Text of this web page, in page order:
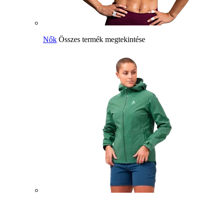
Nők Összes termék megtekintése